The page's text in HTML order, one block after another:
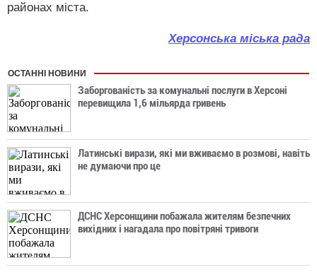
районах міста.
Херсонська міська рада
ОСТАННІ НОВИНИ
Заборгованість за комунальні послуги в Херсоні
перевищила 1,6 мільярда гривень
Латинські вирази, які ми вживаємо в розмові, навіть
не думаючи про це
ДСНС Херсонщини побажала жителям безпечних
вихідних і нагадала про повітряні тривоги